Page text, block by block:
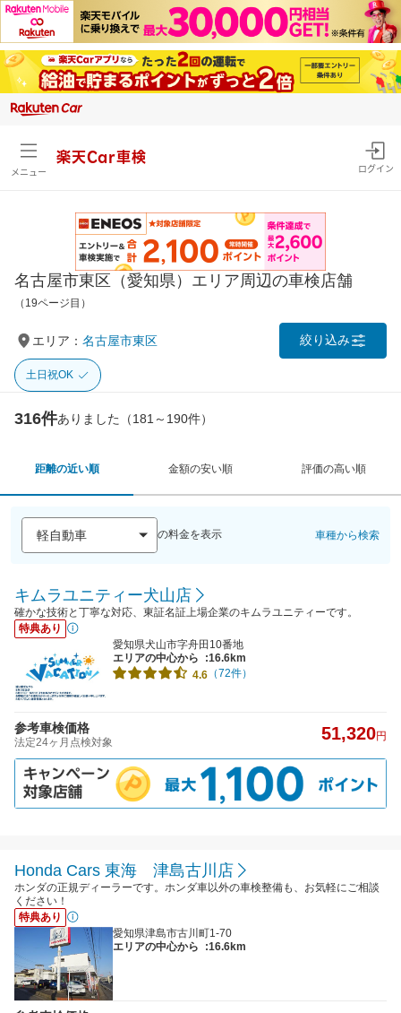
メニュー
楽天Car車検
ログイン
名古屋市東区（愛知県）エリア周辺の車検店舗
（19ページ目）
エリア： 名古屋市東区 絞り込み
土日祝OK
316件ありました（181～190件）
距離の近い順 金額の安い順 評価の高い順
の料金を表示 車種から検索
キムラユニティー犬山店
確かな技術と丁寧な対応、東証名証上場企業のキムラユニティーです。
特典あり
愛知県犬山市字舟田10番地
エリアの中心から
:16.6km
4.6 （72件）
参考車検価格
法定24ヶ月点検対象 51,320円
Honda Cars 東海 津島古川店
ホンダの正規ディーラーです。ホンダ車以外の車検整備も、お気軽にご相談
ください！
特典あり
愛知県津島市古川町1-70
エリアの中心から
:16.6km